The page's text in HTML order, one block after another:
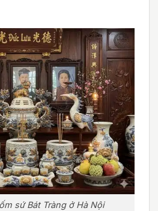
sứ Bát Tràng ở Hà Nội